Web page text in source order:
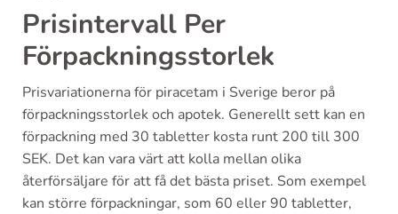
Prisintervall Per
Förpackningsstorlek
Prisvariationerna för piracetam i Sverige beror på
förpackningsstorlek och apotek. Generellt sett kan en
förpackning med 30 tabletter kosta runt 200 till 300
SEK. Det kan vara värt att kolla mellan olika
återförsäljare för att få det bästa priset. Som exempel
kan större förpackningar, som 60 eller 90 tabletter,